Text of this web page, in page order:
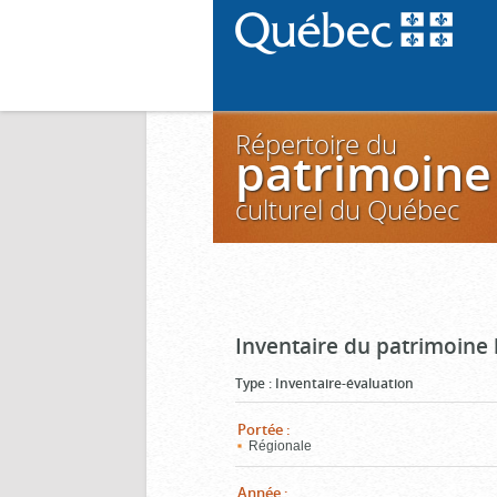
Répertoire du
patrimoine
culturel du Québec
Inventaire du patrimoine
Type : Inventaire-évaluation
Portée :
Régionale